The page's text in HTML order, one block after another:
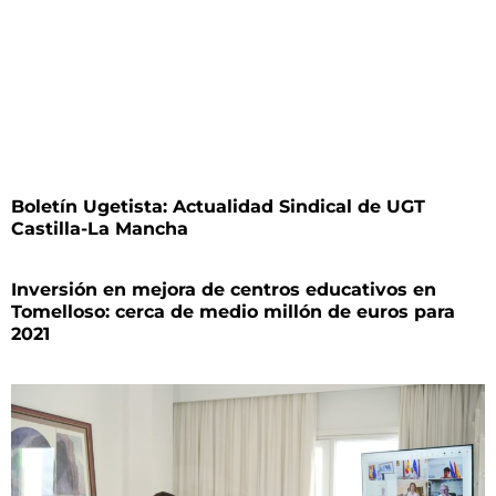
Boletín Ugetista: Actualidad Sindical de UGT
Castilla-La Mancha
Inversión en mejora de centros educativos en
Tomelloso: cerca de medio millón de euros para
2021